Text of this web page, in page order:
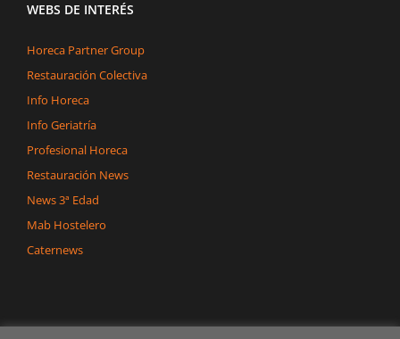
WEBS DE INTERÉS
Horeca Partner Group
Restauración Colectiva
Info Horeca
Info Geriatría
Profesional Horeca
Restauración News
News 3ª Edad
Mab Hostelero
Caternews